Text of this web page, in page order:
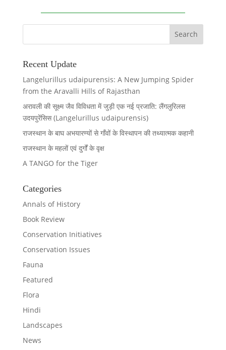
Recent Update
Langelurillus udaipurensis: A New Jumping Spider
from the Aravalli Hills of Rajasthan
अरावली की सूक्ष्म जैव विविधता में जुड़ी एक नई प्रजाति: लैंगलुरिलस
उदयपुरेंसिस (Langelurillus udaipurensis)
राजस्थान के बाघ अभयारण्यों से गाँवों के विस्थापन की तथ्यात्मक कहानी
राजस्थान के महलों एवं दुर्गों के वृक्ष
A TANGO for the Tiger
Categories
Annals of History
Book Review
Conservation Initiatives
Conservation Issues
Fauna
Featured
Flora
Hindi
Landscapes
News